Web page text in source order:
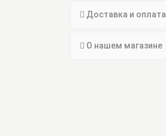
Доставка и оплата
О нашем магазине